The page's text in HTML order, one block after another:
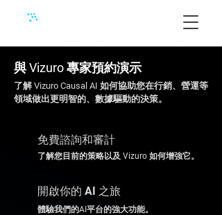
與 Vizuro 專家預約演示
了解 Vizuro Causal AI 如何協助您在行銷、營運等
領域做出更明智的、數據驅動的決策。
免費諮詢和審計
了解您目前的策略以及 Vizuro 如何增強它。
開啟你的 AI 之旅
體驗我們的AI平台的強大功能。